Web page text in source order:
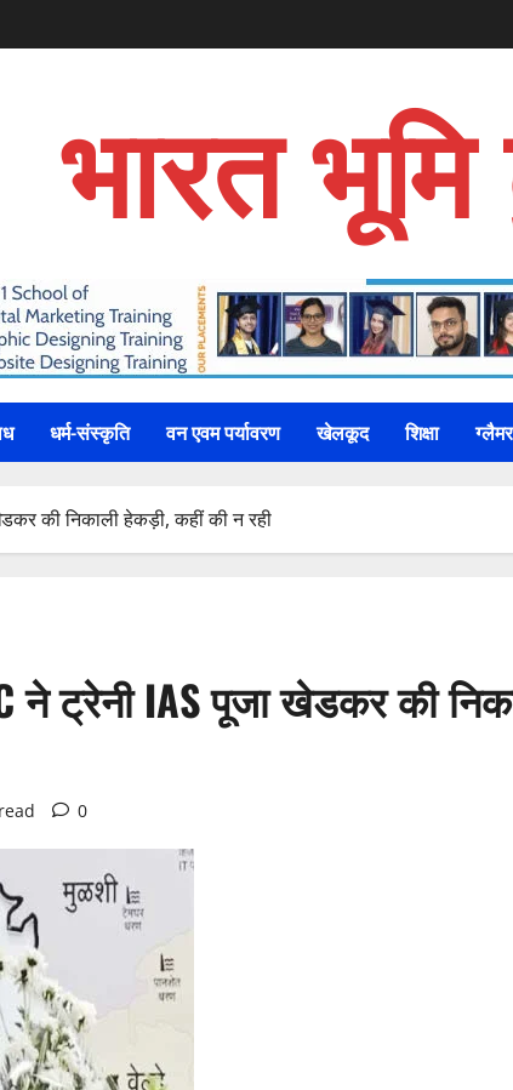
भारत
धर्म-संस्कृति वन एवम पर्यावरण खेलकूद शिक्षा ग्लैमर
की निकाली हेकड़ी, कहीं की न रही
ट्रेनी IAS पूजा खेडकर की
0